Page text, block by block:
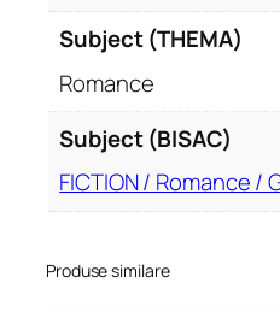
Subject (THEMA)
Romance
Subject (BISAC)
FICTION / Romance /
Produse similare